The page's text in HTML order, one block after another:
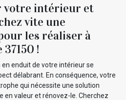
votre intérieur et
vite une
les réaliser à
!
enduit de votre intérieur se
délabrant. En conséquence, votre
qui nécessite une solution
en valeur et rénovez-le. Cherchez